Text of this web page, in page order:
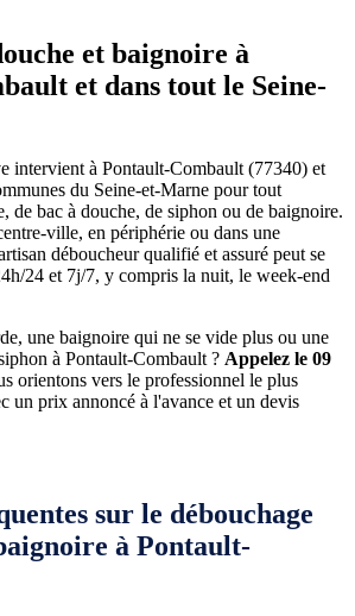
et baignoire à
et dans tout le Seine-
intervient à Pontault-Combault (77340) et
du Seine-et-Marne pour tout
de bac à douche, de siphon ou de baignoire.
ville, en périphérie ou dans une
déboucheur qualifié et assuré peut se
24 et 7j/7, y compris la nuit, le week-end
une baignoire qui ne se vide plus ou une
à Pontault-Combault ? Appelez le 09
orientons vers le professionnel le plus
un prix annoncé à l'avance et un devis
sur le débouchage
à Pontault-